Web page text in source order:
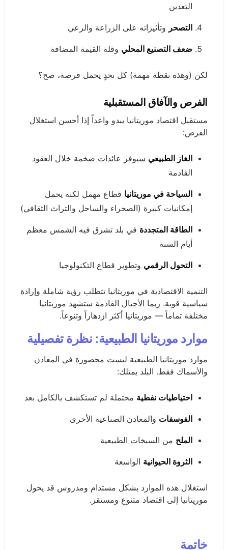
التعدين
التصحر وتأثيراته على الزراعة والرعي
ضعف التصنيع المحلي وقلة القيمة المضافة
لكن (وهذه نقطة مهمة) كل تحدٍ يحمل فرصة، صح؟
الفرص والآفاق المستقبلية
مستقبل اقتصاد موريتانيا يبدو واعداً إذا أحسن استغلال
الفرص:
الغاز الطبيعي سيوفر عائدات ضخمة خلال العقود
القادمة
السياحة في موريتانيا قطاع مهمل لكنه يحمل
إمكانيات كبيرة (الصحراء والساحل والتراث الثقافي)
الطاقة المتجددة في بلد تشرق فيه الشمس معظم
أيام السنة
التحول الرقمي وتطوير قطاع التكنولوجيا
التنمية الاقتصادية في موريتانيا تتطلب رؤية شاملة وإرادة
سياسية قوية. ربما الأجيال القادمة ستشهد موريتانيا
مختلفة تماماً — موريتانيا أكثر ازدهاراً وتنوعاً.
موارد موريتانيا الطبيعية: نظرة تفصيلية
موارد موريتانيا الطبيعية ليست محصورة في المعادن
والأسماك فقط. البلد يمتلك:
احتياطيات نفطية محتملة لم تستكشف بالكامل بعد
الفوسفات والمعادن الصناعية الأخرى
الملح من السبخات الطبيعية
الثروة الحيوانية الواسعة
استغلال هذه الموارد بشكل مستدام ومدروس قد يحول
موريتانيا إلى اقتصاد متنوع ومستقر.
خاتمة